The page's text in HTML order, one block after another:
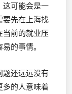
这可能会是一
要先在上海找
当前的就业压
的事情。
题还远远没有
多的人意味着